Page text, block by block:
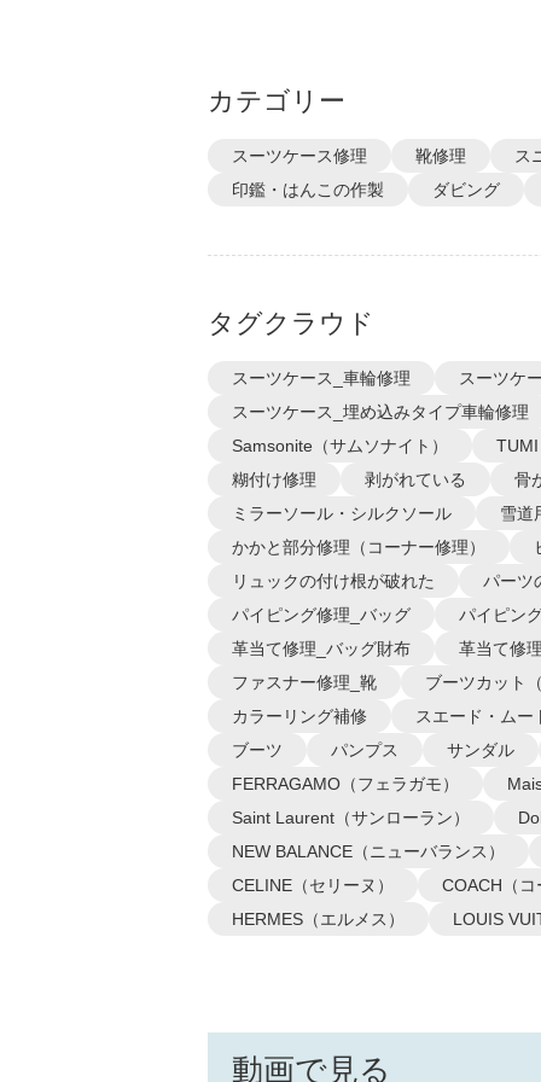
カテゴリー
スーツケース修理 靴修理
ス
印鑑・はんこの作製
ダビング
タグクラウド
スーツケース_車輪修理
スーツケ
スーツケース_埋め込みタイプ車輪修理
Samsonite（サムソナイト）
糊付け修理
剥がれている
骨
ミラーソール・シルクソール
雪道
かかと部分修理（コーナー修理）
リュックの付け根が破れた
パーツ
パイピング修理_バッグ
パイピン
革当て修理_バッグ財布
革当て修
ファスナー修理_靴
ブーツカット
カラーリング補修
スエード・ムー
ブーツ
パンプス
サンダル
FERRAGAMO（フェラガモ）
Saint Laurent（サンローラン）
NEW BALANCE（ニューバランス）
CELINE（セリーヌ）
COACH（コ
HERMES（エルメス）
LOUIS
動画で見る